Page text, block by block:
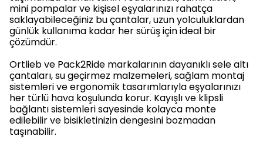
mini pompalar ve kişisel eşyalarınızı rahatça
saklayabileceğiniz bu çantalar, uzun yolculuklardan
günlük kullanıma kadar her sürüş için ideal bir
çözümdür.
Ortlieb ve Pack2Ride markalarının dayanıklı sele altı
çantaları, su geçirmez malzemeleri, sağlam montaj
sistemleri ve ergonomik tasarımlarıyla eşyalarınızı
her türlü hava koşulunda korur. Kayışlı ve klipsli
bağlantı sistemleri sayesinde kolayca monte
edilebilir ve bisikletinizin dengesini bozmadan
taşınabilir.